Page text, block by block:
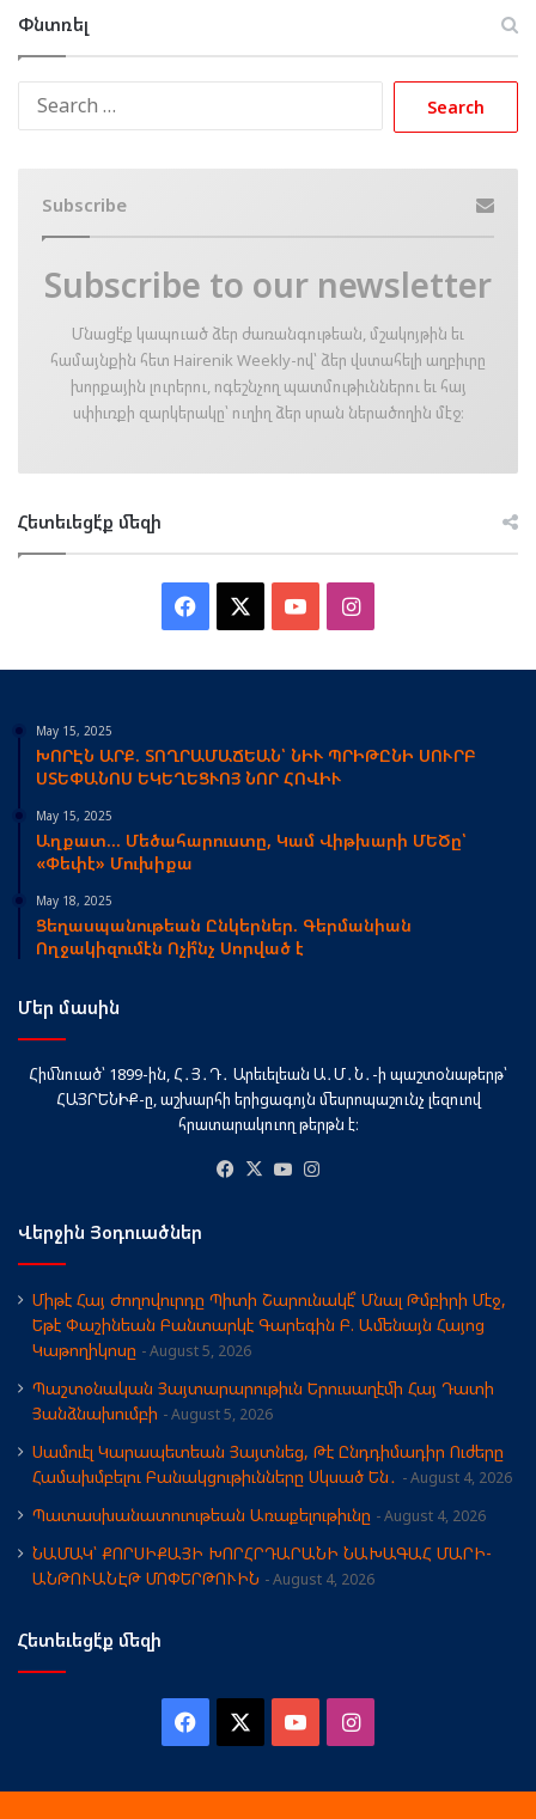
Փնտռել
Subscribe
Subscribe to our newsletter
Մնացէ՛ք կապուած ձեր ժառանգութեան, մշակոյթին եւ
համայնքին հետ Hairenik Weekly-ով՝ ձեր վստահելի աղբիւրը
խորքային լուրերու, ոգեշնչող պատմութիւններու եւ հայ
սփիւռքի զարկերակը՝ ուղիղ ձեր սրան ներածողին մէջ։
Հետեւեցէ՛ք մեզի
Facebook YouTubeInstagram
May 15, 2025
ԽՈՐԷՆ ԱՐՔ. ՏՈՂՐԱՄԱՃԵԱՆ՝ ՆԻՒ ՊՐԻԹԸՆԻ ՍՈՒՐԲ
ՍՏԵՓԱՆՈՍ ԵԿԵՂԵՑՒՈՅ ՆՈՐ ՀՈՎԻՒ
May 15, 2025
Աղքատ… Մեծահարուստը, Կամ Վիթխարի ՄԵԾը՝
«Փեփէ» Մուխիքա
May 18, 2025
Ցեղասպանութեան Ընկերներ. Գերմանիան
Ողջակիզումէն Ոչի՞նչ Սորված է
Մեր մասին
Հիմնուած՝ 1899-ին, Հ․Յ․Դ․ Արեւելեան Ա․Մ․Ն․-ի պաշտօնաթերթ՝
ՀԱՅՐԵՆԻՔ-ը, աշխարհի երիցագոյն մեսրոպաշունչ լեզուով
հրատարակուող թերթն է։
Facebook
X YouTube
Վերջին Յօդուածներ
Միթէ Հայ Ժողովուրդը Պիտի Շարունակէ՞ Մնալ Թմբիրի Մէջ,
Եթէ Փաշինեան Բանտարկէ Գարեգին Բ. Ամենայն Հայոց
Կաթողիկոսը
August 5, 2026
Պաշտօնական Յայտարարութիւն Երուսաղէմի Հայ Դատի
Յանձնախումբի
August 5, 2026
Սամուէլ Կարապետեան Յայտնեց, Թէ Ընդդիմադիր Ուժերը
Համախմբելու Բանակցութիւնները Սկսած Են․
August 4, 2026
Պատասխանատուութեան Առաքելութիւնը August 4, 2026
ՆԱՄԱԿ՝ ՔՈՐՍԻՔԱՅԻ ԽՈՐՀՐԴԱՐԱՆԻ ՆԱԽԱԳԱՀ ՄԱՐԻ-
ԱՆԹՈՒԱՆԷԹ ՄՈՓԵՐԹՈՒԻՆ
August 4, 2026
Հետեւեցէ՛ք մեզի
Facebook YouTubeInstagram